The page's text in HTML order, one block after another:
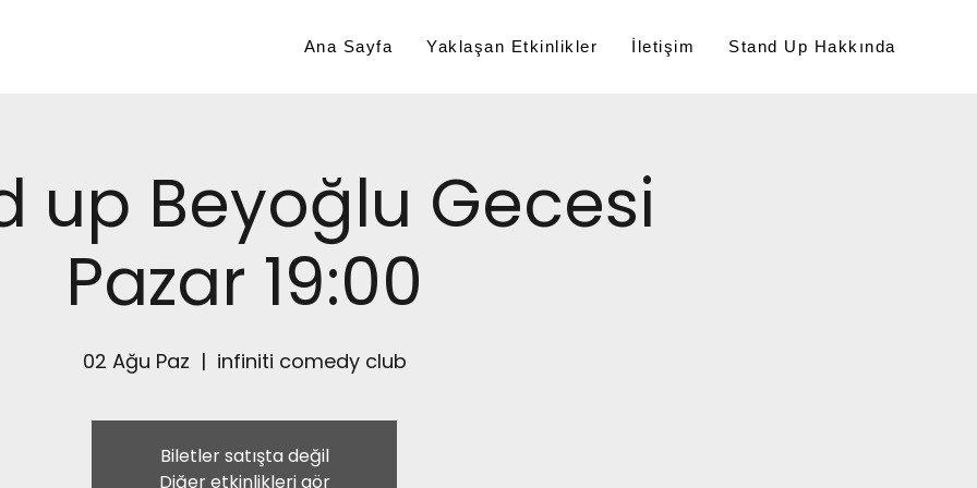
Ana Sayfa Yaklaşan Etkinlikler İletişim Stand Up Hakkında
up Beyoğlu Gecesi
Pazar 19:00
02 Ağu Paz
  |
infiniti comedy club
Biletler satışta değil
Diğer etkinlikleri gör